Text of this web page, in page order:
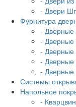
- Двери
Фурнитура
- Дверные
- Дверные
- Дверные
- Дверные
- Дверные
Системы
Напольное
-